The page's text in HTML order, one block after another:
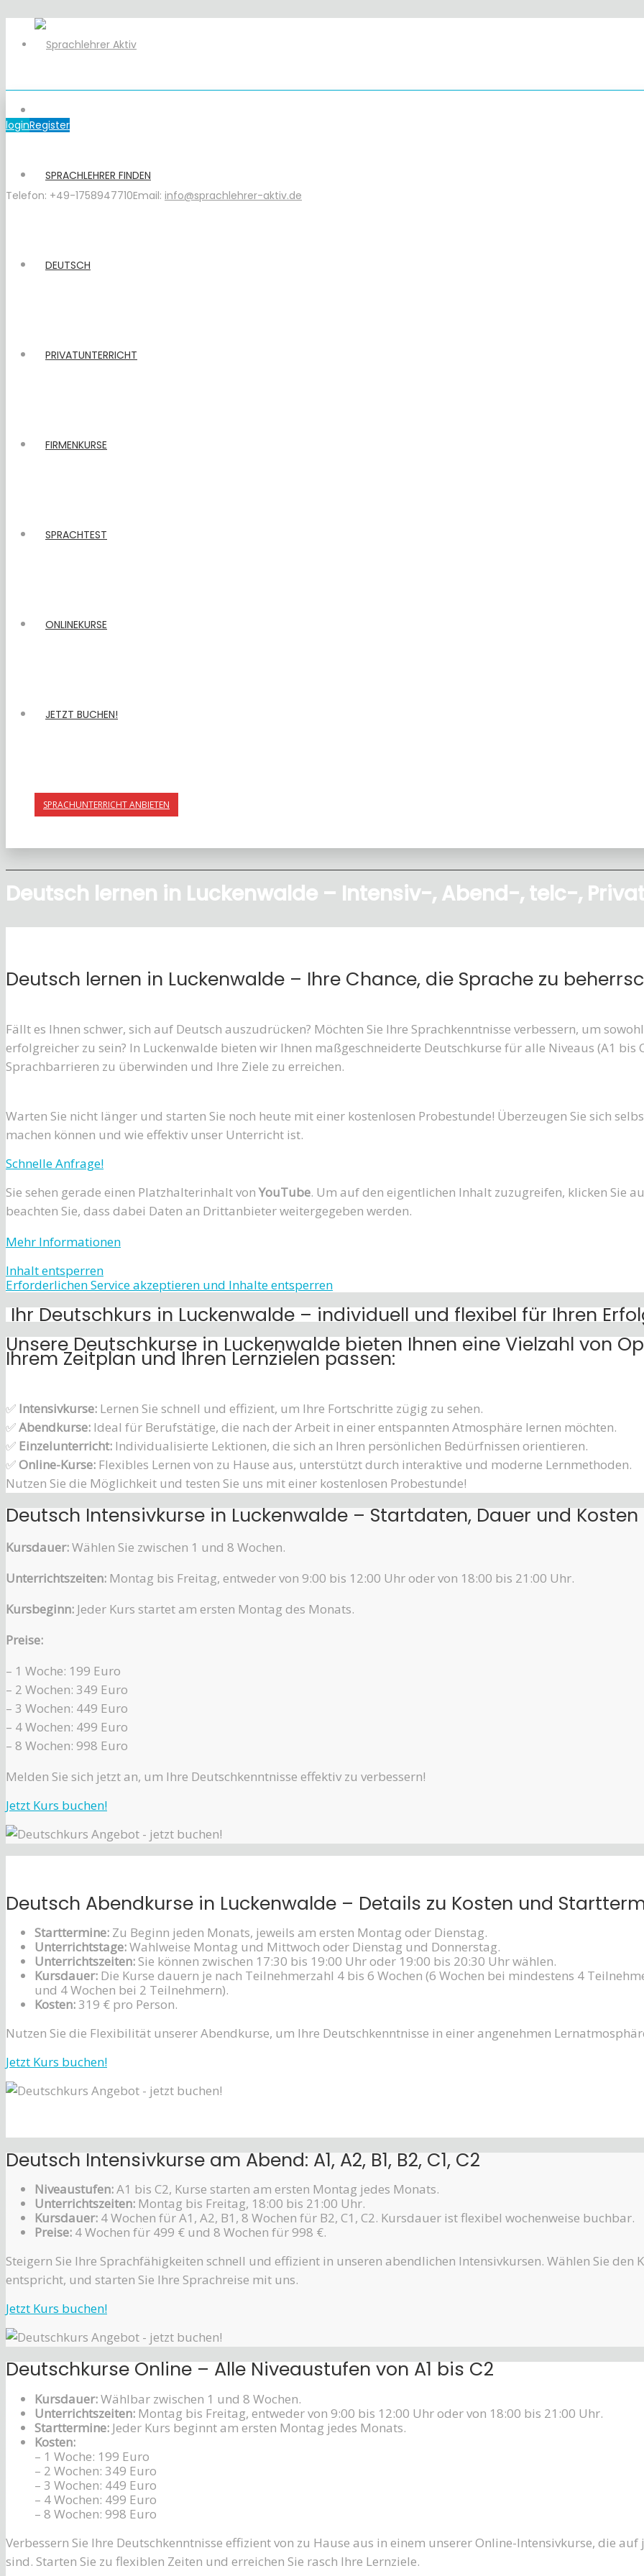
loginRegister
Telefon: +49-1758947710Email: info@sprachlehrer-aktiv.de
SPRACHLEHRER FINDEN
DEUTSCH
PRIVATUNTERRICHT
FIRMENKURSE
SPRACHTEST
ONLINEKURSE
JETZT BUCHEN!
SPRACHUNTERRICHT ANBIETEN
Deutsch lernen in Luckenwalde – Intensiv-, Abend-, telc-,
Deutsch lernen in Luckenwalde – Ihre Chance, die Sprache zu
Fällt es Ihnen schwer, sich auf Deutsch auszudrücken? Möchten Sie Ihre Sprachkenntnisse verbessern, um
erfolgreicher zu sein? In Luckenwalde bieten wir Ihnen maßgeschneiderte Deutschkurse für alle Niveaus (A1 bis
Sprachbarrieren zu überwinden und Ihre Ziele zu erreichen.
Warten Sie nicht länger und starten Sie noch heute mit einer kostenlosen Probestunde! Überzeugen Sie sich
machen können und wie effektiv unser Unterricht ist.
Schnelle Anfrage!
Sie sehen gerade einen Platzhalterinhalt vonYouTube. Um auf den eigentlichen Inhalt zuzugreifen, klicken Sie
beachten Sie, dass dabei Daten an Drittanbieter weitergegeben werden.
Mehr Informationen
Inhalt entsperren
Erforderlichen Service akzeptieren und Inhalte entsperren
Ihr Deutschkurs in Luckenwalde – individuell und flexibel für Ihren
Unsere Deutschkurse in Luckenwalde bieten Ihnen eine Vielzahl von
Ihrem Zeitplan und Ihren Lernzielen passen:
✅ Intensivkurse: Lernen Sie schnell und effizient, um Ihre Fortschritte zügig zu sehen.
✅Abendkurse: Ideal für Berufstätige, die nach der Arbeit in einer entspannten Atmosphäre lernen möchten.
✅ Einzelunterricht: Individualisierte Lektionen, die sich an Ihren persönlichen Bedürfnissen orientieren.
✅Online-Kurse: Flexibles Lernen von zu Hause aus, unterstützt durch interaktive und moderne Lernmethoden.
Nutzen Sie die Möglichkeit und testen Sie uns mit einer kostenlosen Probestunde!
Deutsch Intensivkurse in Luckenwalde – Startdaten, Dauer und Kosten
Kursdauer:Wählen Sie zwischen 1 und 8 Wochen.
Unterrichtszeiten: Montag bis Freitag, entweder von 9:00 bis 12:00 Uhr oder von 18:00 bis 21:00 Uhr.
Kursbeginn: Jeder Kurs startet am ersten Montag des Monats.
Preise:
– 1 Woche: 199 Euro
– 2 Wochen: 349 Euro
– 3 Wochen: 449 Euro
– 4 Wochen: 499 Euro
– 8 Wochen: 998 Euro
Melden Sie sich jetzt an, um Ihre Deutschkenntnisse effektiv zu verbessern!
Jetzt Kurs buchen!
Deutsch Abendkurse in Luckenwalde – Details zu Kosten und
Starttermine: Zu Beginn jeden Monats, jeweils am ersten Montag oder Dienstag.
Unterrichtstage:Wahlweise Montag und Mittwoch oder Dienstag und Donnerstag.
Unterrichtszeiten: Sie können zwischen 17:30 bis 19:00 Uhr oder 19:00 bis 20:30 Uhr wählen.
Kursdauer: Die Kurse dauern je nach Teilnehmerzahl 4 bis 6 Wochen (6 Wochen bei mindestens 4
und 4 Wochen bei 2 Teilnehmern).
Kosten:319 € pro Person.
Nutzen Sie die Flexibilität unserer Abendkurse, um Ihre Deutschkenntnisse in einer angenehmen
Jetzt Kurs buchen!
Deutsch Intensivkurse am Abend: A1, A2, B1, B2, C1, C2
Niveaustufen:A1 bis C2, Kurse starten am ersten Montag jedes Monats.
Unterrichtszeiten: Montag bis Freitag, 18:00 bis 21:00 Uhr.
Kursdauer: 4 Wochen für A1, A2, B1, 8 Wochen für B2, C1, C2. Kursdauer ist flexibel wochenweise buchbar.
Preise: 4 Wochen für 499 € und 8 Wochen für 998 €.
Steigern Sie Ihre Sprachfähigkeiten schnell und effizient in unseren abendlichen Intensivkursen. Wählen Sie den
entspricht, und starten Sie Ihre Sprachreise mit uns.
Jetzt Kurs buchen!
Deutschkurse Online – Alle Niveaustufen von A1 bis C2
Kursdauer:Wählbar zwischen 1 und 8 Wochen.
Unterrichtszeiten: Montag bis Freitag, entweder von 9:00 bis 12:00 Uhr oder von 18:00 bis 21:00 Uhr.
Starttermine: Jeder Kurs beginnt am ersten Montag jedes Monats.
Kosten:
– 1 Woche: 199 Euro
– 2 Wochen: 349 Euro
– 3 Wochen: 449 Euro
– 4 Wochen: 499 Euro
– 8 Wochen: 998 Euro
Verbessern Sie Ihre Deutschkenntnisse effizient von zu Hause aus in einem unserer Online-Intensivkurse, die
sind. Starten Sie zu flexiblen Zeiten und erreichen Sie rasch Ihre Lernziele.